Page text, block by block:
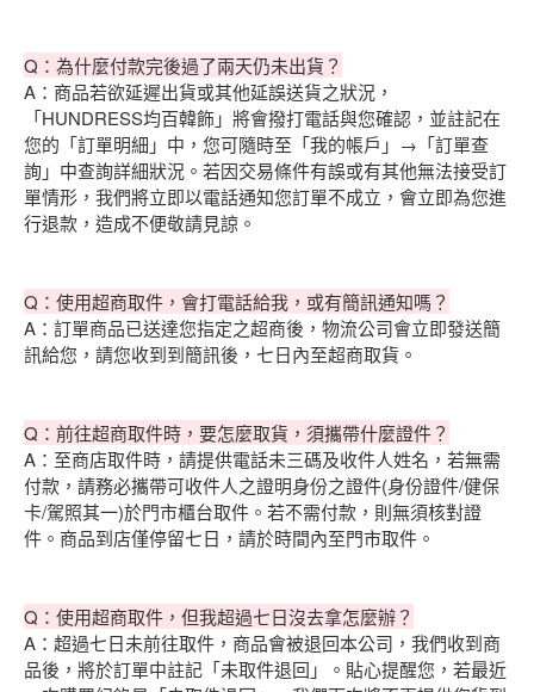
Q：為什麼付款完後過了兩天仍未出貨？
A：商品若欲延遲出貨或其他延誤送貨之狀況，
「HUNDRESS均百韓飾」將會撥打電話與您確認，並註記在
您的「訂單明細」中，您可隨時至「我的帳戶」→「訂單查
詢」中查詢詳細狀況。若因交易條件有誤或有其他無法接受訂
單情形，我們將立即以電話通知您訂單不成立，會立即為您進
行退款，造成不便敬請見諒。
Q：使用超商取件，會打電話給我，或有簡訊通知嗎？
A：訂單商品已送達您指定之超商後，物流公司會立即發送簡
訊給您，請您收到到簡訊後，七日內至超商取貨。
Q：前往超商取件時，要怎麼取貨，須攜帶什麼證件？
A：至商店取件時，請提供電話未三碼及收件人姓名，若無需
付款，請務必攜帶可收件人之證明身份之證件(身份證件/健保
卡/駕照其一)於門市櫃台取件。若不需付款，則無須核對證
件。商品到店僅停留七日，請於時間內至門市取件。
Q：使用超商取件，但我超過七日沒去拿怎麼辦？
A：超過七日未前往取件，商品會被退回本公司，我們收到商
品後，將於訂單中註記「未取件退回」。貼心提醒您，若最近